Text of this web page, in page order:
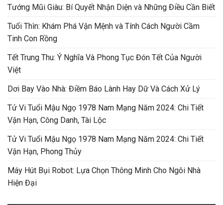
Tướng Mũi Giàu: Bí Quyết Nhận Diện và Những Điều Cần Biết
Tuổi Thìn: Khám Phá Vận Mệnh và Tính Cách Người Cầm
Tinh Con Rồng
Tết Trung Thu: Ý Nghĩa Và Phong Tục Đón Tết Của Người
Việt
Dơi Bay Vào Nhà: Điềm Báo Lành Hay Dữ Và Cách Xử Lý
Tử Vi Tuổi Mậu Ngọ 1978 Nam Mạng Năm 2024: Chi Tiết
Vận Hạn, Công Danh, Tài Lộc
Tử Vi Tuổi Mậu Ngọ 1978 Nam Mạng Năm 2024: Chi Tiết
Vận Hạn, Phong Thủy
Máy Hút Bụi Robot: Lựa Chọn Thông Minh Cho Ngôi Nhà
Hiện Đại